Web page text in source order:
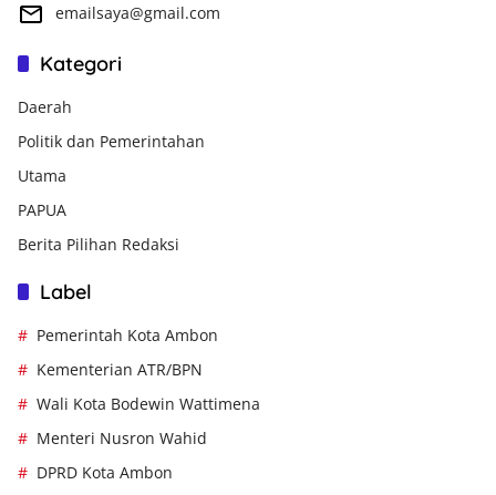
emailsaya@gmail.com
Kategori
Daerah
Politik dan Pemerintahan
Utama
PAPUA
Berita Pilihan Redaksi
Label
Pemerintah Kota Ambon
Kementerian ATR/BPN
Wali Kota Bodewin Wattimena
Menteri Nusron Wahid
DPRD Kota Ambon